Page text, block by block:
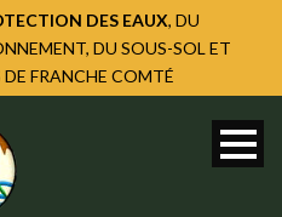
DES EAUX, DU
DU SOUS-SOL ET
FRANCHE COMTÉ